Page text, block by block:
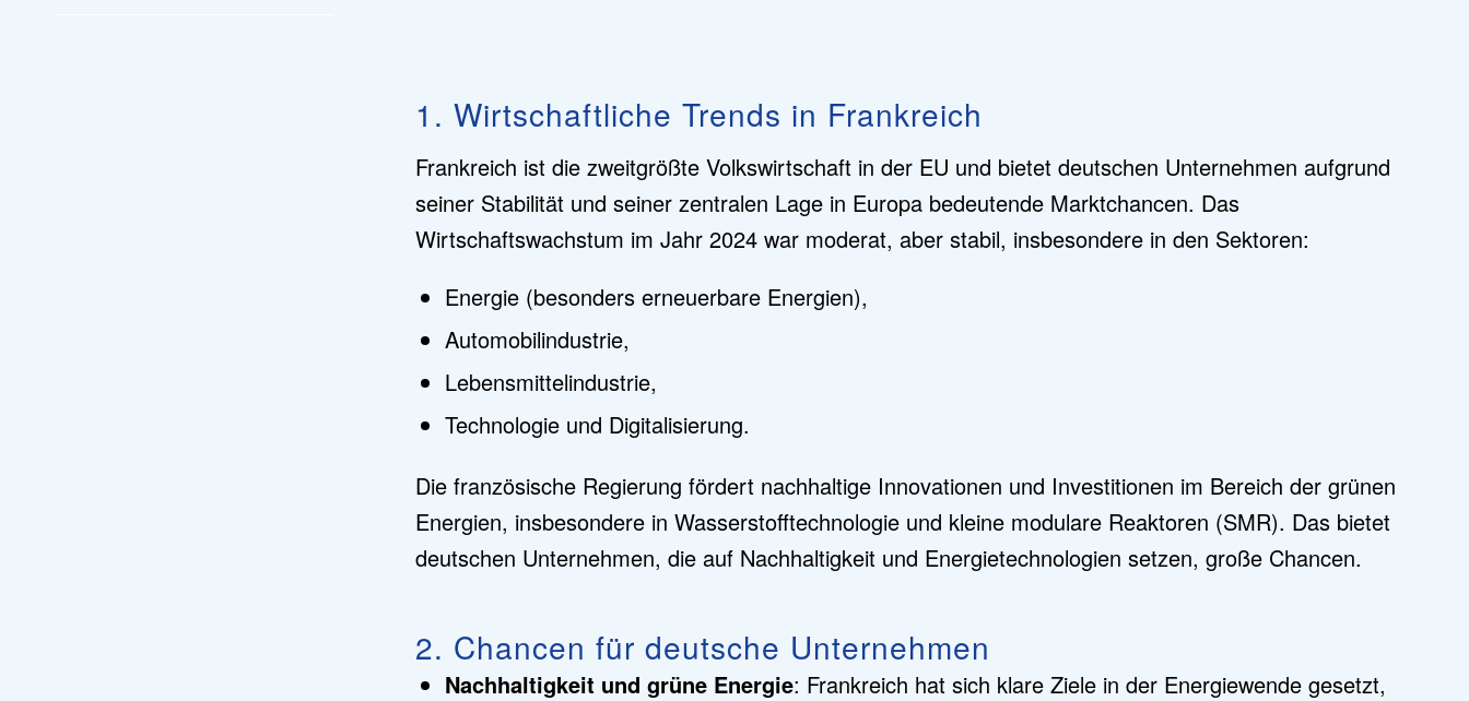
1. Wirtschaftliche Trends in Frankreich
Frankreich ist die zweitgrößte Volkswirtschaft in der EU und bietet deutschen Unternehmen aufgrund
seiner Stabilität und seiner zentralen Lage in Europa bedeutende Marktchancen. Das
Wirtschaftswachstum im Jahr 2024 war moderat, aber stabil, insbesondere in den Sektoren:
Energie (besonders erneuerbare Energien),
Automobilindustrie,
Lebensmittelindustrie,
Technologie und Digitalisierung.
Die französische Regierung fördert nachhaltige Innovationen und Investitionen im Bereich der grünen
Energien, insbesondere in Wasserstofftechnologie und kleine modulare Reaktoren (SMR). Das bietet
deutschen Unternehmen, die auf Nachhaltigkeit und Energietechnologien setzen, große Chancen.
2. Chancen für deutsche Unternehmen
Nachhaltigkeit und grüne Energie: Frankreich hat sich klare Ziele in der Energiewende gesetzt,